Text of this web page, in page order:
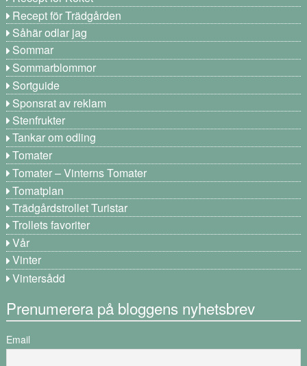
Recept för Trädgården
Såhär odlar jag
Sommar
Sommarblommor
Sortguide
Sponsrat av reklam
Stenfrukter
Tankar om odling
Tomater
Tomater – Vinterns Tomater
Tomatplan
Trädgårdstrollet Turistar
Trollets favoriter
Vår
Vinter
Vintersådd
Prenumerera på bloggens nyhetsbrev
Email